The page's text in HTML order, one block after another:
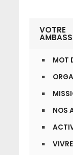
VOTRE
MOT
NOS